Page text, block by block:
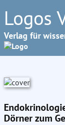
Logos
Verlag für
Dörner zum